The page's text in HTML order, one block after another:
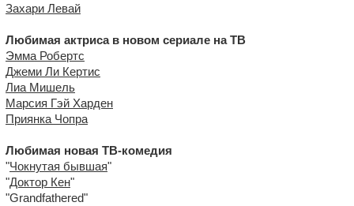
Захари Левай
Любимая актриса в новом сериале на ТВ
Эмма Робертс
Джеми Ли Кертис
Лиа Мишель
Марсия Гэй Харден
Приянка Чопра
Любимая новая ТВ-комедия
"Чокнутая бывшая"
"Доктор Кен"
"Grandfathered"